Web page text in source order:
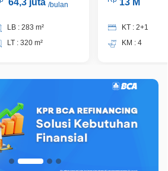
64,3 juta /bulan
LB : 283 m²
LT : 320 m²
13 M
KT : 2+1
KM : 4